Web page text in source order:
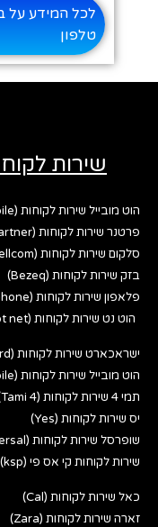
לכל המידע על
טלפון
שירות
הוט מובייל שירות לקוחות (Hot Mobile)
פרטנר שירות לקוחות (Partner)
סלקום שירות לקוחות (Cellcom)
בזק שירות לקוחות (Bezeq)
פלאפון שירות לקוחות (Pelephone)
הוט נט שירות לקוחות (Hot net)
ישראכארט שירות לקוחות (Isracard)
הוט מובייל שירות לקוחות (Hot mobile)
תמי 4 שירות לקוחות (Tami 4)
יס שירות לקוחות (Yes)
שופרסל שירות לקוחות (Shufersal)
שירות לקוחות קי אס פי (ksp)
כאל שירות לקוחות (Cal)
זארה שירות לקוחות (Zara)